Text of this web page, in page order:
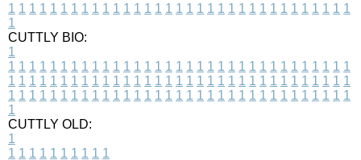
1 1 1 1 1 1 1 1 1 1 1 1 1 1 1 1 1 1 1 1 1 1 1 1 1 1 1 1 1 1 1 1 1
1
CUTTLY BIO:
1
1 1 1 1 1 1 1 1 1 1 1 1 1 1 1 1 1 1 1 1 1 1 1 1 1 1 1 1 1 1 1 1 1
1 1 1 1 1 1 1 1 1 1 1 1 1 1 1 1 1 1 1 1 1 1 1 1 1 1 1 1 1 1 1 1 1
1 1 1 1 1 1 1 1 1 1 1 1 1 1 1 1 1 1 1 1 1 1 1 1 1 1 1 1 1 1 1 1 1
1
CUTTLY OLD:
1
1 1 1 1 1 1 1 1 1 1